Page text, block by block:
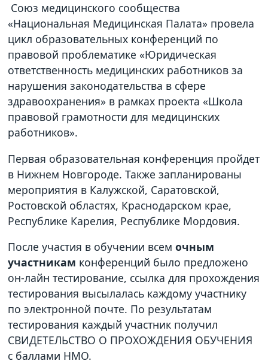
Союз медицинского сообщества
«Национальная Медицинская Палата» провела
цикл образовательных конференций по
правовой проблематике «Юридическая
ответственность медицинских работников за
нарушения законодательства в сфере
здравоохранения» в рамках проекта «Школа
правовой грамотности для медицинских
работников».
Первая образовательная конференция пройдет
в Нижнем Новгороде. Также запланированы
мероприятия в Калужской, Саратовской,
Ростовской областях, Краснодарском крае,
Республике Карелия, Республике Мордовия.
После участия в обучении всемочным
участникам конференций было предложено
он-лайн тестирование, ссылка для прохождения
тестирования высылалась каждому участнику
по электронной почте. По результатам
тестирования каждый участник получил
СВИДЕТЕЛЬСТВО О ПРОХОЖДЕНИЯ ОБУЧЕНИЯ
с баллами НМО.